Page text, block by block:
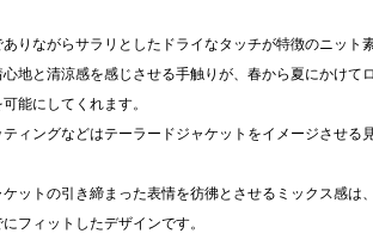
りながらサラリとしたドライなタッチが特徴のニット
地と清涼感を感じさせる手触りが、春から夏にかけて
能にしてくれます。
ィングなどはテーラードジャケットをイメージさせる
ットの引き締まった表情を彷彿とさせるミックス感は
フィットしたデザインです。